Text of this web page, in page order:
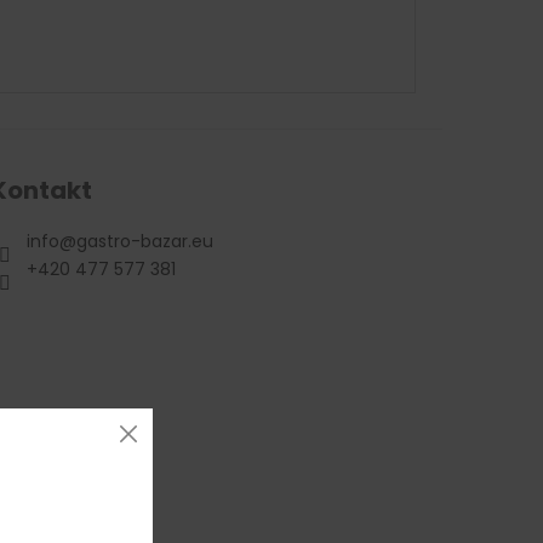
info@gastro-bazar.eu
+420 477 577 381